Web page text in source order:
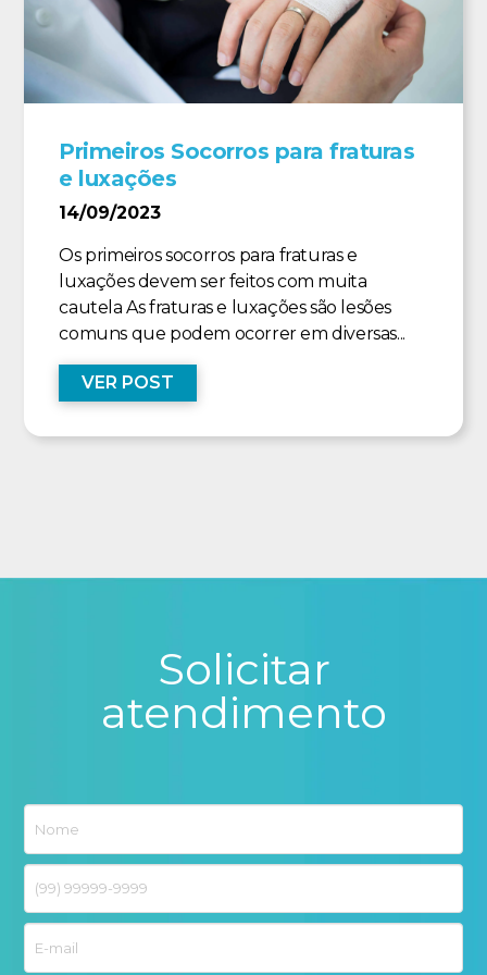
Primeiros Socorros para fraturas
e luxações
14/09/2023
Os primeiros socorros para fraturas e
luxações devem ser feitos com muita
cautela As fraturas e luxações são lesões
comuns que podem ocorrer em diversas...
VER POST
Solicitar
atendimento